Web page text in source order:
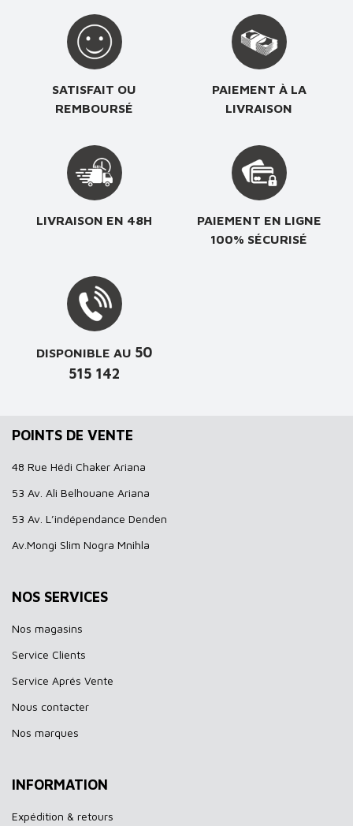
SATISFAIT OU
REMBOURSÉ
PAIEMENT À LA
LIVRAISON
LIVRAISON EN 48H
PAIEMENT EN LIGNE
100% SÉCURISÉ
DISPONIBLE AU 50
515 142
POINTS DE VENTE
48 Rue Hédi Chaker Ariana
53 Av. Ali Belhouane Ariana
53 Av. L’indépendance Denden
Av.Mongi Slim Nogra Mnihla
NOS SERVICES
Nos magasins
Service Clients
Service Aprés Vente
Nous contacter
Nos marques
INFORMATION
Expédition & retours